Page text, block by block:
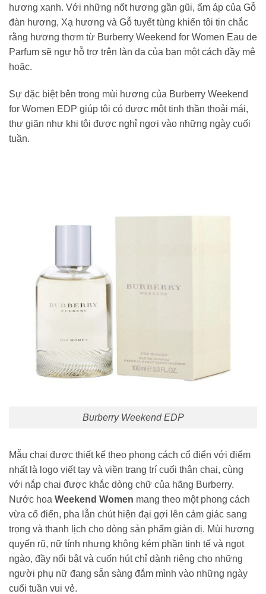
hương xanh. Với những nốt hương gần gũi, ấm áp của Gỗ
đàn hương, Xạ hương và Gỗ tuyết tùng khiến tôi tin chắc
rằng hương thơm từ Burberry Weekend for Women Eau de
Parfum sẽ ngự hỗ trợ trên làn da của bạn một cách đầy mê
hoặc.
Sự đặc biệt bên trong mùi hương của Burberry Weekend
for Women EDP giúp tôi có được một tinh thần thoải mái,
thư giãn như khi tôi được nghỉ ngơi vào những ngày cuối
tuần.
Burberry Weekend EDP
Mẫu chai được thiết kế theo phong cách cổ điển với điểm
nhất là logo viết tay và viền trang trí cuối thân chai, cùng
với nắp chai được khắc dòng chữ của hãng Burberry.
Nước hoa Weekend Women mang theo một phong cách
vừa cổ điển, pha lẫn chút hiện đại gợi lên cảm giác sang
trọng và thanh lịch cho dòng sản phẩm giản dị. Mùi hương
quyến rũ, nữ tính nhưng không kém phần tinh tế và ngọt
ngào, đầy nổi bật và cuốn hút chỉ dành riêng cho những
người phụ nữ đang sẵn sàng đắm mình vào những ngày
cuối tuần vui vẻ.